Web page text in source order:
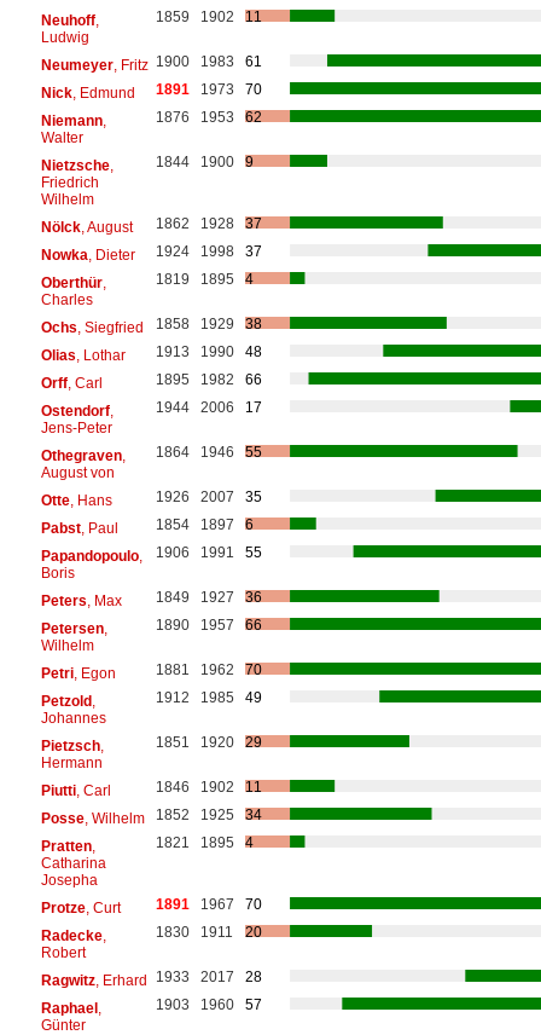
Neuhoff,
Ludwig
1859 1902 11
Neumeyer, Fritz 1900 1983
61
Nick, Edmund 1891 1973
70
Niemann,
Walter
1876 1953 62
Nietzsche,
Friedrich
Wilhelm
1844 1900 9
Nölck, August 1862 1928
37
Nowka , Dieter 1924 1998
37
Oberthür,
Charles
1819 1895 4
Ochs , Siegfried 1858 1929
38
Olias , Lothar 1913 1990
48
Orff, Carl 1895 1982
66
Ostendorf,
Jens-Peter
1944 2006 17
Othegraven,
August von
1864 1946 55
Otte, Hans 1926 2007
35
Pabst, Paul 1854 1897
6
Papandopoulo,
Boris
1906 1991 55
Peters , Max 1849 1927
36
Petersen,
Wilhelm
1890 1957 66
Petri, Egon 1881 1962
70
Petzold,
Johannes
1912 1985 49
Pietzsch,
Hermann
1851 1920 29
Piutti, Carl 1846 1902
11
Posse, Wilhelm 1852 1925
34
Pratten,
Catharina
Josepha
1821 1895 4
Protze, Curt 1891 1967
70
Radecke,
Robert
1830 1911 20
Ragwitz, Erhard 1933 2017
28
Raphael,
Günter
1903 1960 57